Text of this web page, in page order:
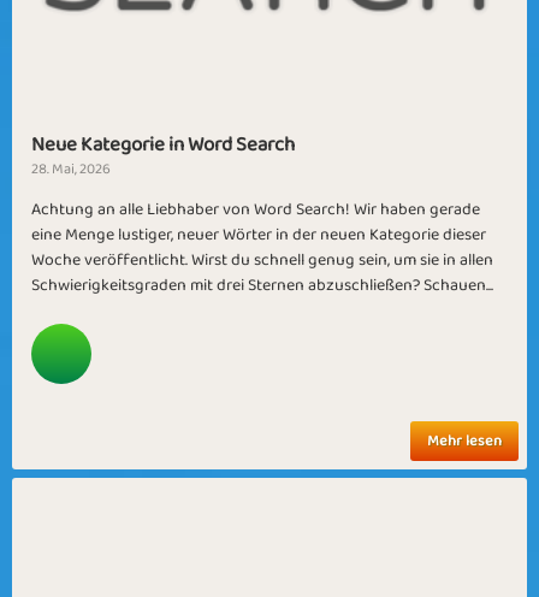
Neue Kategorie in Word Search
28. Mai, 2026
Achtung an alle Liebhaber von Word Search! Wir haben gerade
eine Menge lustiger, neuer Wörter in der neuen Kategorie dieser
Woche veröffentlicht. Wirst du schnell genug sein, um sie in allen
Schwierigkeitsgraden mit drei Sternen abzuschließen? Schauen...
Mehr lesen